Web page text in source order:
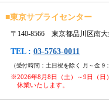
■東京サプライセンター
〒140-8566 東京都品川区南大
TEL : 03-5763-0011
（受付時間：土日祝を除く 月～金 9
※2026年8月8日（土）～9日（日
休業いたします。